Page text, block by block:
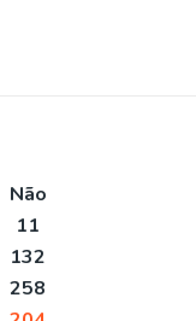
Não
11
132
258